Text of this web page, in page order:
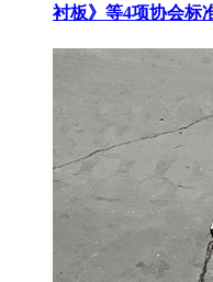
衬板》等4项协会标